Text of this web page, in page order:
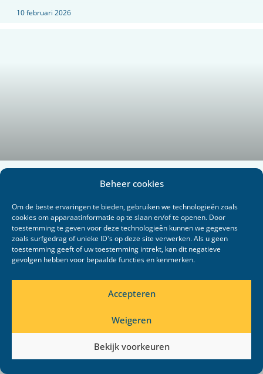
10 februari 2026
LPB heeft nieuw bestuurslid: Joyce
Prins
LEES VERDER >
10 februari 2026